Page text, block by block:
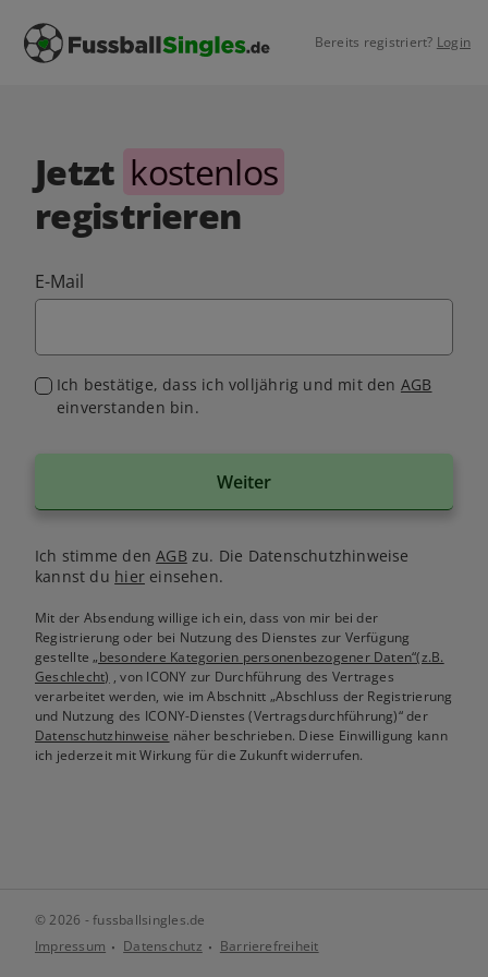
Bereits registriert? Login
Jetzt kostenlos
registrieren
E-Mail
Ich bestätige, dass ich volljährig und mit den AGB
einverstanden bin.
Weiter
Ich stimme denAGB zu. Die Datenschutzhinweise
kannst du hiereinsehen.
Mit der Absendung willige ich ein, dass von mir bei der
Registrierung oder bei Nutzung des Dienstes zur Verfügung
gestellte„besondere Kategorien personenbezogener Daten“(z.B.
Geschlecht) , von ICONY zur Durchführung des Vertrages
verarbeitet werden, wie im Abschnitt „Abschluss der Registrierung
und Nutzung des ICONY-Dienstes (Vertragsdurchführung)“ der
Datenschutzhinweise näher beschrieben. Diese Einwilligung kann
ich jederzeit mit Wirkung für die Zukunft widerrufen.
© 2026 - fussballsingles.de
Impressum
Datenschutz Barrierefreiheit